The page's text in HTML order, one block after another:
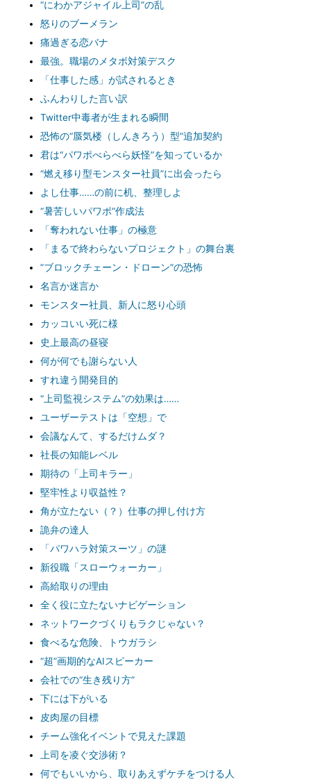
“にわかアジャイル上司”の乱
怒りのブーメラン
痛過ぎる恋バナ
最強。職場のメタボ対策デスク
「仕事した感」が試されるとき
ふんわりした言い訳
Twitter中毒者が生まれる瞬間
恐怖の“蜃気楼（しんきろう）型”追加契約
君は“パワポべらべら妖怪”を知っているか
“燃え移り型モンスター社員”に出会ったら
よし仕事……の前に机、整理しよ
“暑苦しいパワポ”作成法
「奪われない仕事」の極意
「まるで終わらないプロジェクト」の舞台裏
”ブロックチェーン・ドローン”の恐怖
名言か迷言か
モンスター社員、新人に怒り心頭
カッコいい死に様
史上最高の昼寝
何が何でも謝らない人
すれ違う開発目的
“上司監視システム”の効果は……
ユーザーテストは「空想」で
会議なんて、するだけムダ？
社長の知能レベル
期待の「上司キラー」
堅牢性より収益性？
角が立たない（？）仕事の押し付け方
詭弁の達人
「パワハラ対策スーツ」の謎
新役職「スローウォーカー」
高給取りの理由
全く役に立たないナビゲーション
ネットワークづくりもラクじゃない？
食べるな危険、トウガラシ
“超”画期的なAIスピーカー
会社での“生き残り方”
下には下がいる
皮肉屋の目標
チーム強化イベントで見えた課題
上司を凌ぐ交渉術？
何でもいいから、取りあえずケチをつける人